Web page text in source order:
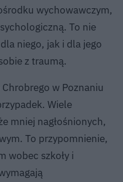
wychowawczym,
To nie
niego, jak i dla jego
z traumą.
w Poznaniu
Wiele
mniej nagłośnionych,
To przypomnienie,
wobec szkoły i